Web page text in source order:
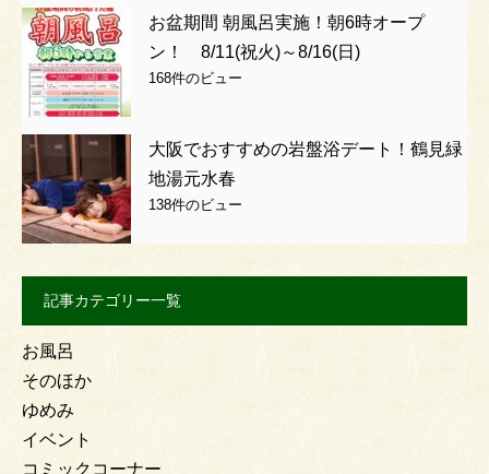
お盆期間 朝風呂実施！朝6時オープ
ン！ 8/11(祝火)～8/16(日)
168件のビュー
大阪でおすすめの岩盤浴デート！鶴見緑
地湯元水春
138件のビュー
記事カテゴリー一覧
お風呂
そのほか
ゆめみ
イベント
コミックコーナー